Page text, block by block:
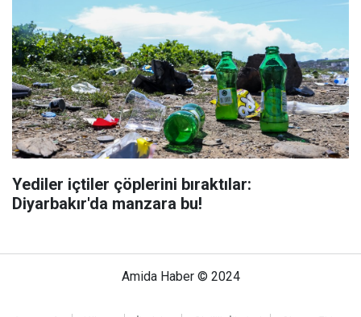
Yediler içtiler çöplerini bıraktılar:
Diyarbakır'da manzara bu!
Amida Haber © 2024